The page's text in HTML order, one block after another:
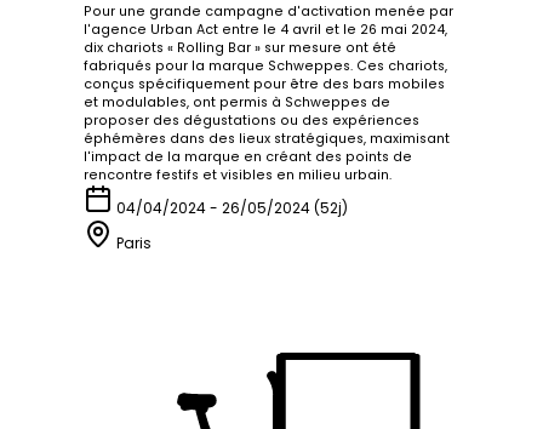
Pour une grande campagne d'activation menée par
l'agence Urban Act entre le 4 avril et le 26 mai 2024,
dix chariots « Rolling Bar » sur mesure ont été
fabriqués pour la marque Schweppes. Ces chariots,
conçus spécifiquement pour être des bars mobiles
et modulables, ont permis à Schweppes de
proposer des dégustations ou des expériences
éphémères dans des lieux stratégiques, maximisant
l'impact de la marque en créant des points de
rencontre festifs et visibles en milieu urbain.
04/04/2024 - 26/05/2024 (52j)
Paris